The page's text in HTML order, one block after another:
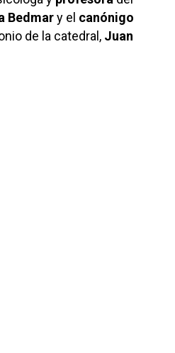
Bedmary el canónigo
de la catedral, Juan